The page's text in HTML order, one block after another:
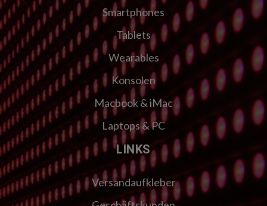
Smartphones
Tablets
Wearables
Konsolen
Macbook & iMac
Laptops & PC
LINKS
Versandaufkleber